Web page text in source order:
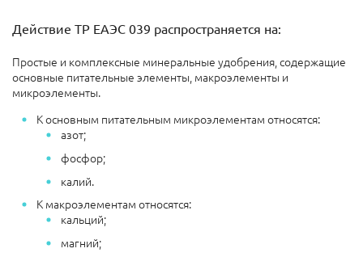
Действие ТР ЕАЭС 039 распространяется на:
Простые и комплексные минеральные удобрения, содержащие
основные питательные элементы, макроэлементы и
микроэлементы.
К основным питательным микроэлементам относятся:
азот;
фосфор;
калий.
К макроэлементам относятся:
кальций;
магний;